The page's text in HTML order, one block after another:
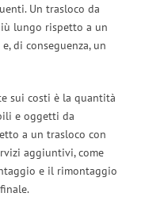
Un trasloco da
lungo rispetto a un
di conseguenza, un
sui costi è la quantità
e oggetti da
a un trasloco con
aggiuntivi, come
e il rimontaggio